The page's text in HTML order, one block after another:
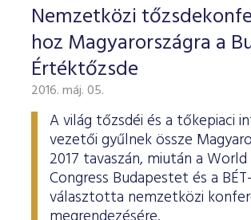
Nemzetközi
hoz Magyarországra a
Értéktőzsde
2016. máj. 05.
A világ tőzsdéi és a tőkepiaci
vezetői gyűlnek össze
2017 tavaszán, miután a World
Congress Budapestet és a
választotta nemzetközi